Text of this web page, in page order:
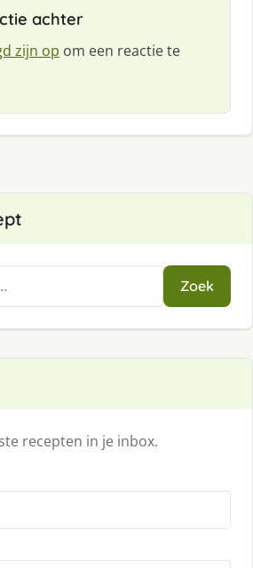
achter
zijn op om een reactie te
Zoek
recepten in je inbox.